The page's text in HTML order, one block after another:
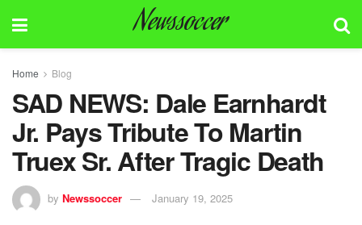
Newssoccer
Home Blog
SAD NEWS: Dale Earnhardt
Jr. Pays Tribute To Martin
Truex Sr. After Tragic Death
by Newssoccer January 19, 2025